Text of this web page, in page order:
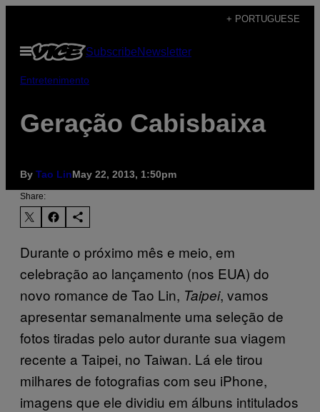
content
+ PORTUGUESE
Open
Menu
SubscribeNewsletter
Entretenimento
Geração Cabisbaixa
By Tao LinMay 22, 2013, 1:50pm
Share:
Durante o próximo mês e meio, em
celebração ao lançamento (nos EUA) do
novo romance de Tao Lin, Taipei, vamos
apresentar semanalmente uma seleção de
fotos tiradas pelo autor durante sua viagem
recente a Taipei, no Taiwan. Lá ele tirou
milhares de fotografias com seu iPhone,
imagens que ele dividiu em álbuns intitulados